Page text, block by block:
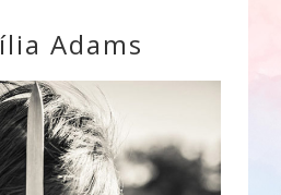
Adams